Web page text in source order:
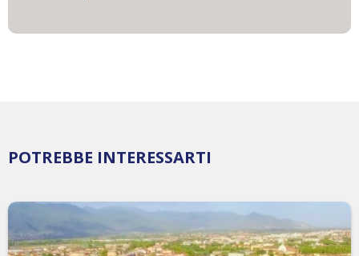
POTREBBE INTERESSARTI